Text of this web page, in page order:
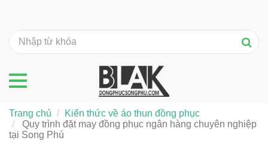
Trang chủ
Kiến thức về áo thun đồng phục
Quy trình đặt may đồng phục ngân hàng chuyên nghiệp
tại Song Phú